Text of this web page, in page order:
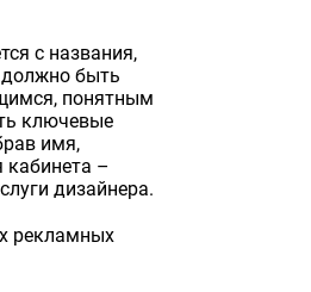
с названия,
должно быть
понятным
ключевые
имя,
кабинета –
дизайнера.
рекламных